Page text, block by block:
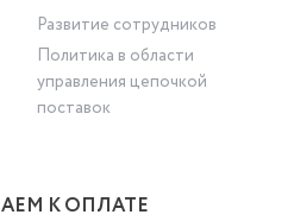
Развитие сотрудников
Политика в области
управления цепочкой
поставок
К ОПЛАТЕ